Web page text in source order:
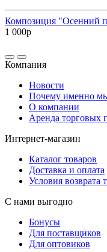
Композиция "Осенний
1 000р
Компания
Новости
Почему именно
О компании
Аренда торговых
Интернет-магазин
Каталог товаров
Доставка и оплата
Условия возврата
С нами выгодно
Бонусы
Для поставщиков
Для оптовиков